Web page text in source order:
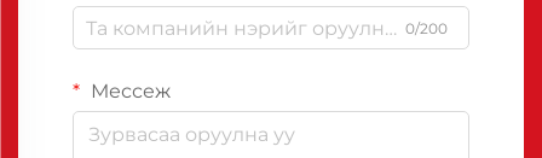
0/200
Мессеж